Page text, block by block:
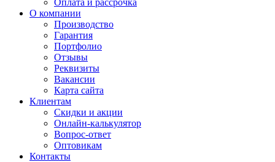
Оплата и рассрочка
О компании
Производство
Гарантия
Портфолио
Отзывы
Реквизиты
Вакансии
Карта сайта
Клиентам
Скидки и акции
Онлайн-калькулятор
Вопрос-ответ
Оптовикам
Контакты